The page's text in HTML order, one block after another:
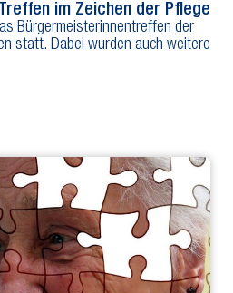
im Zeichen der Pflege
Bürgermeisterinnentreffen der
statt. Dabei wurden auch weitere